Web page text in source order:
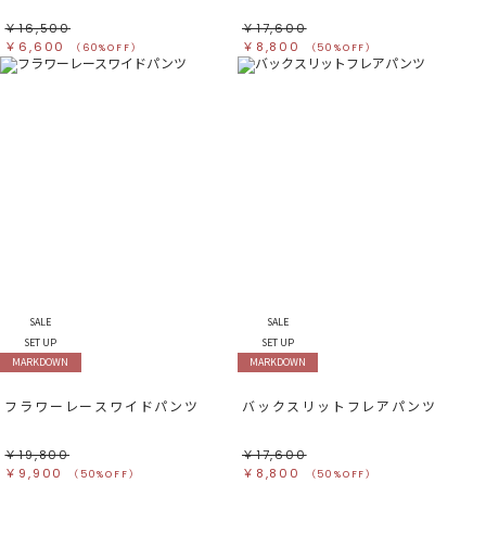
￥16,500
￥6,600
（60%OFF）
￥17,600
￥8,800
（50%OFF）
SALE
SET UP
MARKDOWN
フラワーレースワイドパンツ
￥19,800
￥9,900
（50%OFF）
SALE
SET UP
MARKDOWN
バックスリットフレアパンツ
￥17,600
￥8,800
（50%OFF）